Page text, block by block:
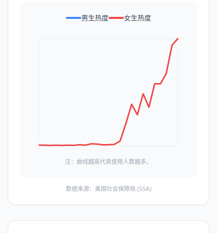
男生热度 女生热度
注：曲线越高代表使用人数越多。
数据来源：美国社会保障局 (SSA)